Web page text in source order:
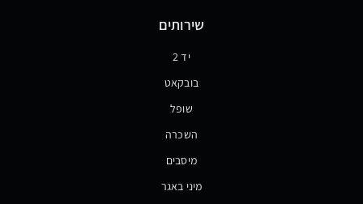
שירותים
יד 2
בובקאט
שופל
השכרה
מיסבים
מיני באגר